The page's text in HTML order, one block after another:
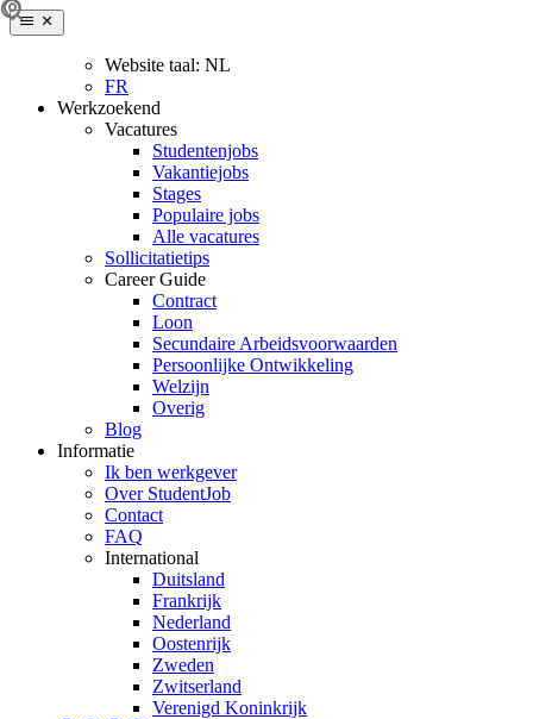
Website taal: NL
FR
Werkzoekend
Vacatures
Studentenjobs
Vakantiejobs
Stages
Populaire jobs
Alle vacatures
Sollicitatietips
Career Guide
Contract
Loon
Secundaire Arbeidsvoorwaarden
Persoonlijke Ontwikkeling
Welzijn
Overig
Blog
Informatie
Ik ben werkgever
Over StudentJob
Contact
FAQ
International
Duitsland
Frankrijk
Nederland
Oostenrijk
Zweden
Zwitserland
Verenigd Koninkrijk